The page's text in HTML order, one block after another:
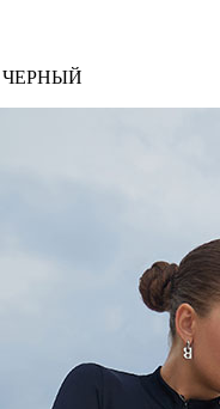
ЧЕРНЫЙ